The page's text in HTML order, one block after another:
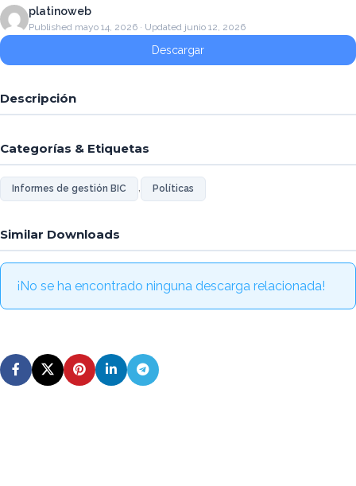
platinoweb
Published mayo 14, 2026 · Updated junio 12, 2026
Descargar
Descripción
Categorías & Etiquetas
Informes de gestión BIC , Políticas
Similar Downloads
¡No se ha encontrado ninguna descarga relacionada!